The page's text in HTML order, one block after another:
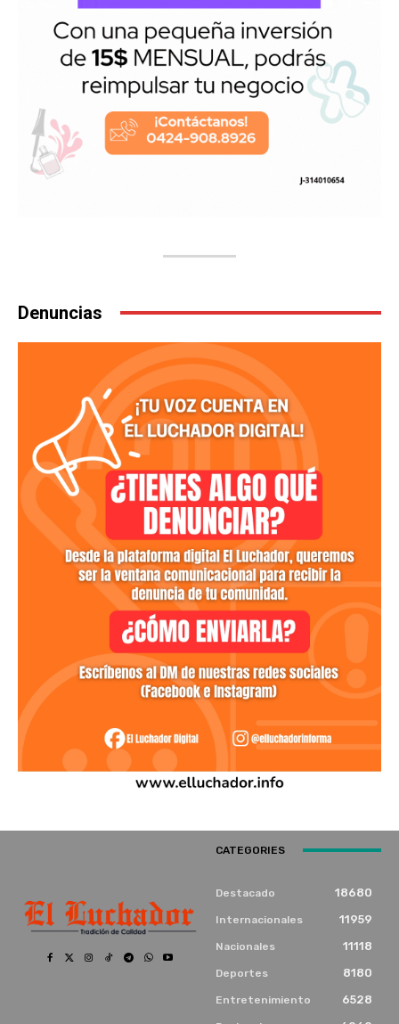
Denuncias
CATEGORIES
Destacado 18680
Internacionales 11959
Nacionales 11118
Deportes 8180
Entretenimiento 6528